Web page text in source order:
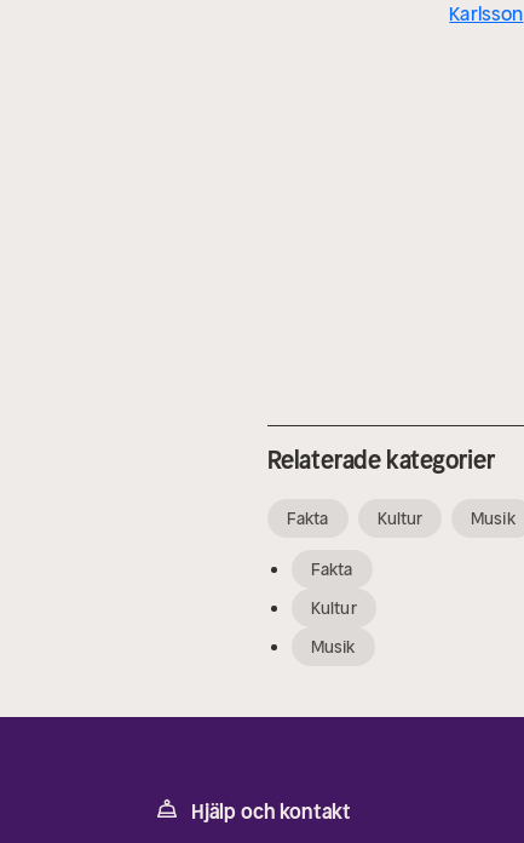
Karlsson
Relaterade kategorier
Fakta Kultur Musik
Fakta
Kultur
Musik
Hjälp och kontakt